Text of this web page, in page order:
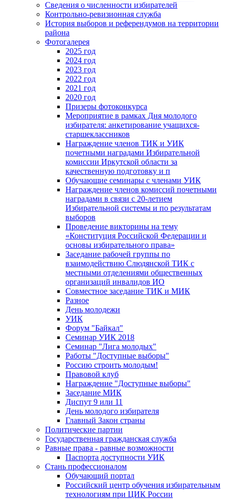
Сведения о численности избирателей
Контрольно-ревизионная служба
История выборов и референдумов на территории
района
Фотогалерея
2025 год
2024 год
2023 год
2022 год
2021 год
2020 год
Призеры фотоконкурса
Мероприятие в рамках Дня молодого
избирателя: анкетирование учащихся-
старшеклассников
Награждение членов ТИК и УИК
почетными наградами Избирательной
комиссии Иркутской области за
качественную подготовку и п
Обучающие семинары с членами УИК
Награждение членов комиссий почетными
наградами в связи с 20-летием
Избирательной системы и по результатам
выборов
Проведение викторины на тему
«Конституция Российской Федерации и
основы избирательного права»
Заседание рабочей группы по
взаимодействию Слюдянской ТИК с
местными отделениями общественных
организаций инвалидов ИО
Совместное заседание ТИК и МИК
Разное
День молодежи
УИК
Форум "Байкал"
Семинар УИК 2018
Семинар "Лига молодых"
Работы "Доступные выборы"
Россию строить молодым!
Правовой клуб
Награждение "Доступные выборы"
Заседание МИК
Диспут 9 или 11
День молодого избирателя
Главный Закон страны
Политические партии
Государственная гражданская служба
Равные права - равные возможности
Паспорта доступности УИК
Стань профессионалом
Обучающий портал
Российский центр обучения избирательным
технологиям при ЦИК России